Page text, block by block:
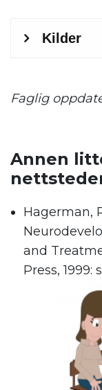
Faglig
Annen
Hagerman,
and
Press, 1999: